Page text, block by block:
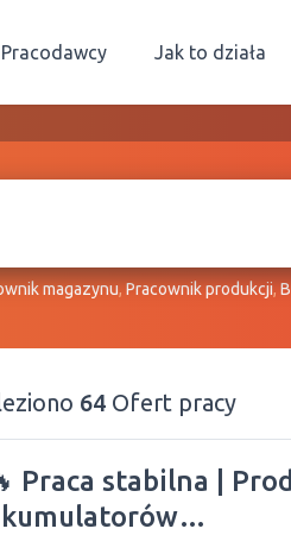
Pracodawcy Jak to działa
magazynu,Pracownik produkcji,
64 Ofert pracy
Praca stabilna |